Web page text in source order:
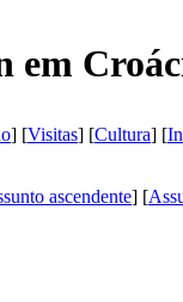
em
] [Visitas] [Cultura] [
ascendente] [